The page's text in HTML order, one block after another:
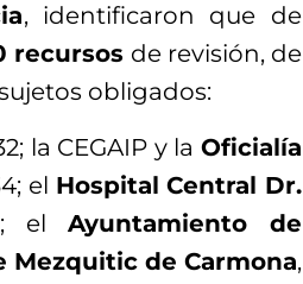
, identificaron que de
recursos de revisión, de
obligados:
la CEGAIP y la Oficialía
el Hospital Central Dr.
el Ayuntamiento de
Mezquitic de Carmona,